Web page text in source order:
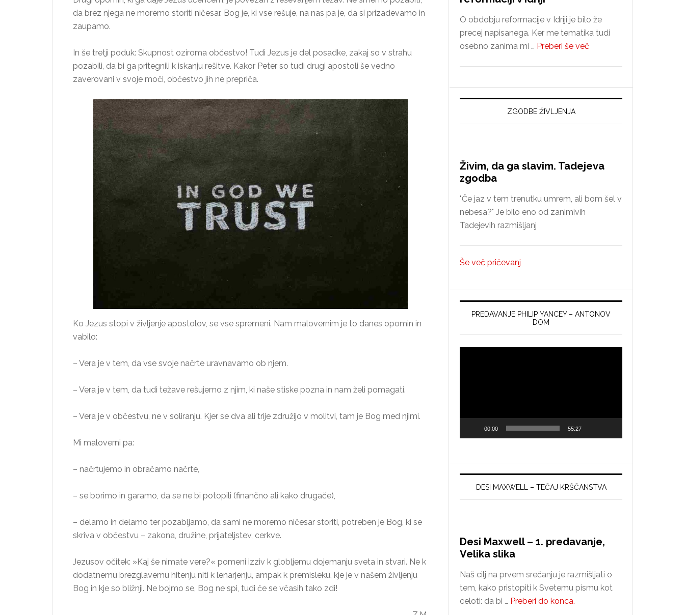
da brez njega ne moremo storiti ničesar. Bog je, ki vse rešuje, na nas pa je, da si prizadevamo in
zaupamo.
In še tretji poduk: Skupnost oziroma občestvo! Tudi Jezus je del posadke, zakaj so v strahu
pozabili, da bi ga pritegnili k iskanju rešitve. Kakor Peter so tudi drugi apostoli še vedno
zaverovani v svoje moči, občestvo jih ne prepriča.
Ko Jezus stopi v življenje apostolov, se vse spremeni. Nam malovernim je to danes opomin in
vabilo:
– Vera je v tem, da vse svoje načrte uravnavamo ob njem.
– Vera je v tem, da tudi težave rešujemo z njim, ki naše stiske pozna in nam želi pomagati.
– Vera je v občestvu, ne v soliranju. Kjer se dva ali trije združijo v molitvi, tam je Bog med njimi.
Mi maloverni pa:
– načrtujemo in obračamo načrte,
– se borimo in garamo, da se ne bi potopili (finančno ali kako drugače),
– delamo in delamo ter pozabljamo, da sami ne moremo ničesar storiti, potreben je Bog, ki se
skriva v občestvu – zakona, družine, prijateljstev, cerkve.
Jezusov očitek: »Kaj še nimate vere?« pomeni izziv k globljemu dojemanju sveta in stvari. Ne k
dodatnemu brezglavemu hitenju niti k lenarjenju, ampak k premisleku, kje je v našem življenju
Bog in kje so bližnji. Ne bojmo se, Bog ne spi, tudi če se včasih tako zdi!
O obdobju reformacije v Idriji je bilo že
precej napisanega. Ker me tematika tudi
osebno zanima mi … Preberi še več
spoznanja
o
v
ZGODBE ŽIVLJENJA
Živim, da ga slavim. Tadejeva
zgodba
"Če jaz v tem trenutku umrem, ali bom šel v
nebesa?" Je bilo eno od zanimivih
Tadejevih razmišljanj
Še več pričevanj
PREDAVANJE PHILIP YANCEY – ANTONOV
DOM
00:00 55:27
DESI MAXWELL – TEČAJ KRŠČANSTVA
Desi Maxwell – 1. predavanje,
Velika slika
Naš cilj na prvem srečanju je razmišljati o
tem, kako pristopiti k Svetemu pismu kot
celoti: da bi … Preberi do konca.